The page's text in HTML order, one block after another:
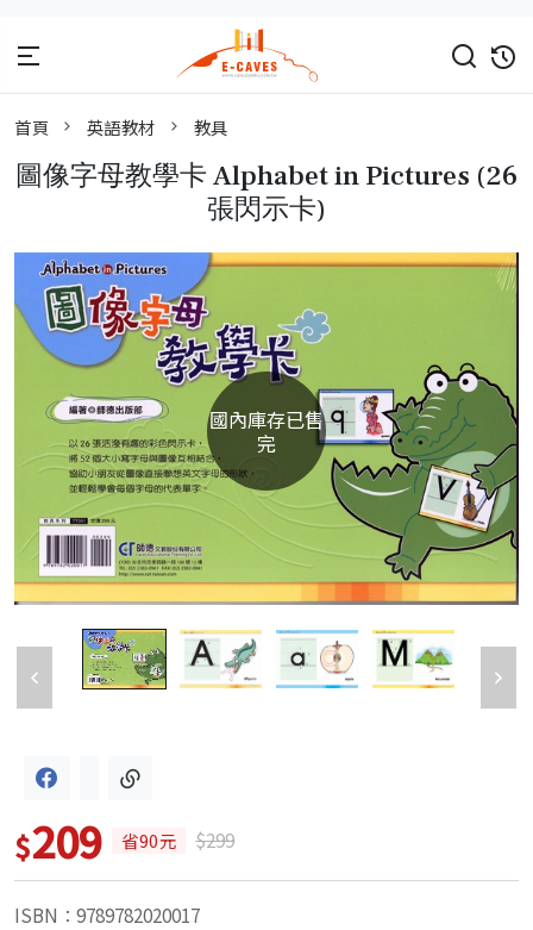
首頁 英語教材 教具
圖像字母教學卡 Alphabet in Pictures (26
張閃示卡)
國內庫存已售
完
$209 省90元 $299
ISBN：9789782020017